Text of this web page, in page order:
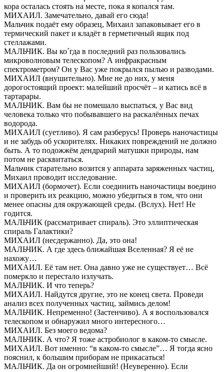
кора осталась стоять на месте, пока я копался там.
МИХАИЛ. Замечательно, давай его сюда!
Мальчик подаёт ему образец, Михаил запаковывает его в
термический пакет и кладёт в герметичный ящик под
стеллажами.
МАЛЬЧИК. Вы ко´гда в последний раз пользовались
микроволновым телескопом? А инфракрасным
спектрометром? Он у Вас уже покрылся пылью и разводами.
МИХАИЛ (внушительно). Мне не до них, у меня
дорогостоящий проект: малейший просчёт – и катись всё в
тартарары.
МАЛЬЧИК. Вам бы не помешало выспаться, у Вас вид
человека только что побывавшего на раскалённых печах
водорода.
МИХАИЛ (суетливо). Я сам разберусь! Проверь наночастицы
и не забудь об ускорителях. Никаких повреждений не должно
быть. А то подожжём дендрарий матушки природы, нам
потом не расквитаться.
Мальчик старательно возится у аппарата заряженных частиц,
Михаил проводит исследование.
МИХАИЛ (бормочет). Если соединить наночастицы воедино
и проверить их реакцию, можно убедиться в том, что они
менее опасны для окружающей среды. (Вслух). Нет! Не
годится.
МАЛЬЧИК (рассматривает спираль). Это эллиптическая
спираль Галактики?
МИХАИЛ (несдержанно). Да, это она!
МАЛЬЧИК. А где здесь ближайшая Вселенная? Я её не
нахожу…
МИХАИЛ. Её там нет. Она давно уже не существует… Всё
померкло и перестало излучать.
МАЛЬЧИК. И что теперь?
МИХАИЛ. Найдутся другие, это не конец света. Проведи
анализ всех полученных частиц, займись делом!
МАЛЬЧИК. Непременно! (Застенчиво). А я воспользовался
телескопом и обнаружил много интересного…
МИХАИЛ. Без моего ведома?
МАЛЬЧИК. А что? Я тоже астробиолог в каком-то смысле.
МИХАИЛ. Вот именно: “в каком-то смысле”… Я тогда ясно
пояснил, к большим приборам не прикасаться!
МАЛЬЧИК. Да он огромнейший! (Неуверенно). Если